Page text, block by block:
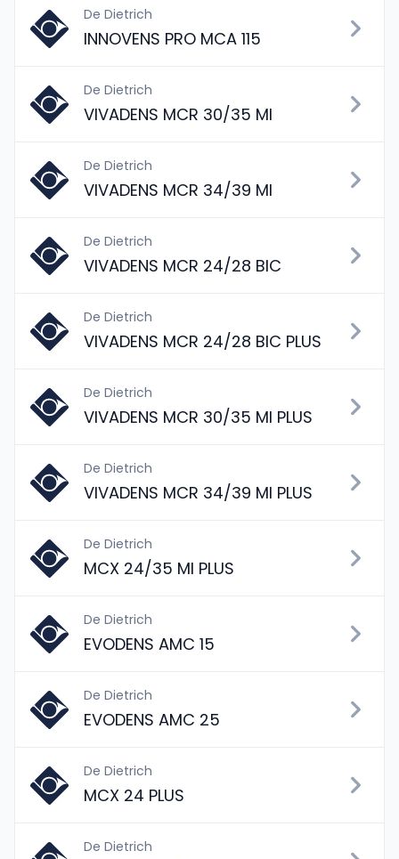
De Dietrich
INNOVENS PRO MCA 115
De Dietrich
VIVADENS MCR 30/35 MI
De Dietrich
VIVADENS MCR 34/39 MI
De Dietrich
VIVADENS MCR 24/28 BIC
De Dietrich
VIVADENS MCR 24/28 BIC PLUS
De Dietrich
VIVADENS MCR 30/35 MI PLUS
De Dietrich
VIVADENS MCR 34/39 MI PLUS
De Dietrich
MCX 24/35 MI PLUS
De Dietrich
EVODENS AMC 15
De Dietrich
EVODENS AMC 25
De Dietrich
MCX 24 PLUS
De Dietrich